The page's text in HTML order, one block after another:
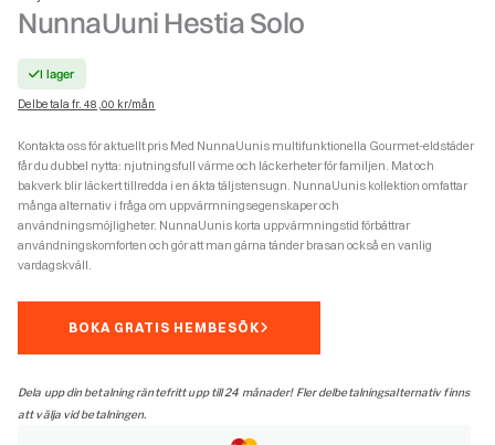
NunnaUuni Hestia Solo
I lager
Delbetala fr. 48,00 kr/mån
Kontakta oss för aktuellt pris Med NunnaUunis multifunktionella Gourmet-eldstäder
får du dubbel nytta: njutningsfull värme och läckerheter för familjen. Mat och
bakverk blir läckert tillredda i en äkta täljstensugn. NunnaUunis kollektion omfattar
många alternativ i fråga om uppvärmningsegenskaper och
användningsmöjligheter. NunnaUunis korta uppvärmningstid förbättrar
användningskomforten och gör att man gärna tänder brasan också en vanlig
vardagskväll.
BOKA GRATIS HEMBESÖK
Dela upp din betalning räntefritt upp till 24 månader! Fler delbetalningsalternativ finns
att välja vid betalningen.